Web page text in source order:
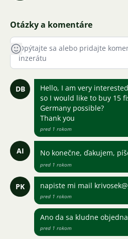
Otázky a komentáre
DB
Hello, I am very
so I would like to buy 15
Germany possible?
Thank you
pred 1 rokom
AI No konečne, ďakujem,
pred 1 rokom
PK napiste mi mail
pred 1 rokom
Ano da sa kludne
pred 1 rokom